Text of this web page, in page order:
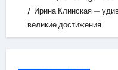
Ирина Клинская —
великие достижения